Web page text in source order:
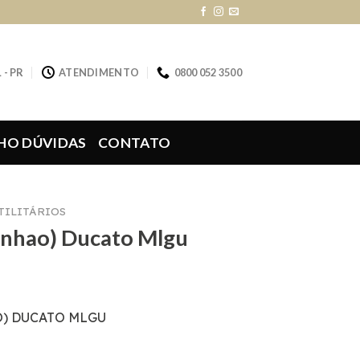
- PR ATENDIMENTO 0800 052 3500
DÚVIDAS CONTATO
Ducato Mlgu
DUCATO MLGU